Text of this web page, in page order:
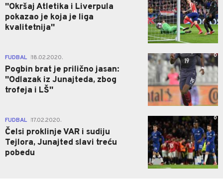
''Okršaj Atletika i Liverpula
pokazao je koja je liga
kvalitetnija''
FUDBAL 18.02.2020.
Pogbin brat je prilično jasan:
''Odlazak iz Junajteda, zbog
trofeja i LŠ''
0
FUDBAL 17.02.2020.
Čelsi proklinje VAR i sudiju
Tejlora, Junajted slavi treću
pobedu
0